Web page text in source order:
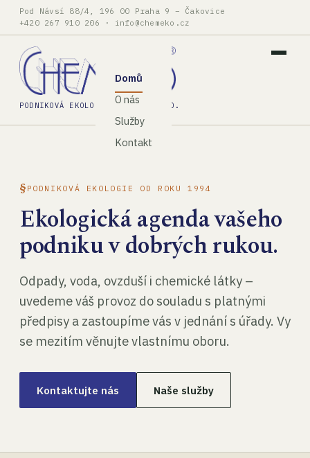
Pod Návsí 88/4, 196 00 Praha 9 – Čakovice
+420 267 910 206 · info@chemeko.cz
PODNIKOVÁ EKOLOGIE, SPOL. S R.O.
Domů
O nás
Služby
Kontakt
PODNIKOVÁ EKOLOGIE OD ROKU 1994
Ekologická agenda vašeho
podniku v dobrých rukou.
Odpady, voda, ovzduší i chemické látky –
uvedeme váš provoz do souladu s platnými
předpisy a zastoupíme vás v jednání s úřady. Vy
se mezitím věnujte vlastnímu oboru.
Kontaktujte nás Naše služby